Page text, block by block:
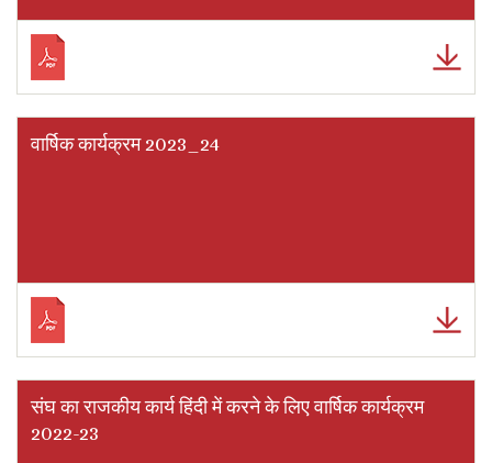
वार्षिक कार्यक्रम 2023_24
संघ का राजकीय कार्य हिंदी में करने के लिए वार्षिक कार्यक्रम
2022-23